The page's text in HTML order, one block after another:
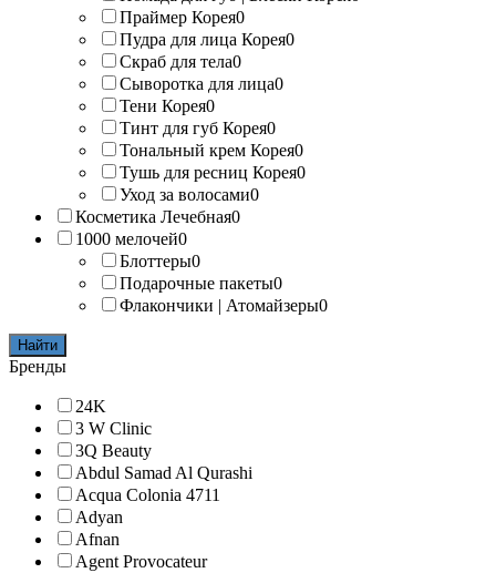
Праймер Корея0
Пудра для лица Корея0
Скраб для тела0
Сыворотка для лица0
Тени Корея0
Тинт для губ Корея0
Тональный крем Корея0
Тушь для ресниц Корея0
Уход за волосами0
Косметика Лечебная0
1000 мелочей0
Блоттеры0
Подарочные пакеты0
Флакончики | Атомайзеры0
Найти
Бренды
24K
3 W Clinic
3Q Beauty
Abdul Samad Al Qurashi
Acqua Colonia 4711
Adyan
Afnan
Agent Provocateur